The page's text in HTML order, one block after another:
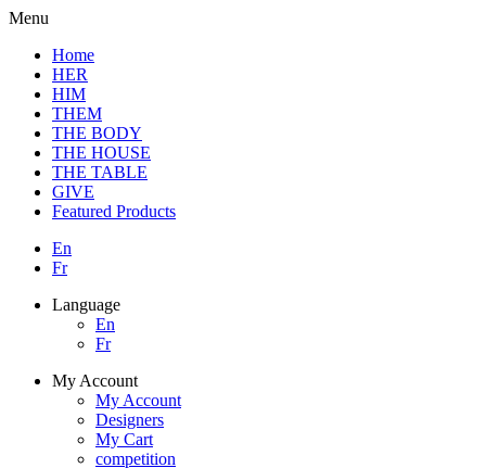
Menu
Home
HER
HIM
THEM
THE BODY
THE HOUSE
THE TABLE
GIVE
Featured Products
En
Fr
Language
En
Fr
My Account
My Account
Designers
My Cart
competition